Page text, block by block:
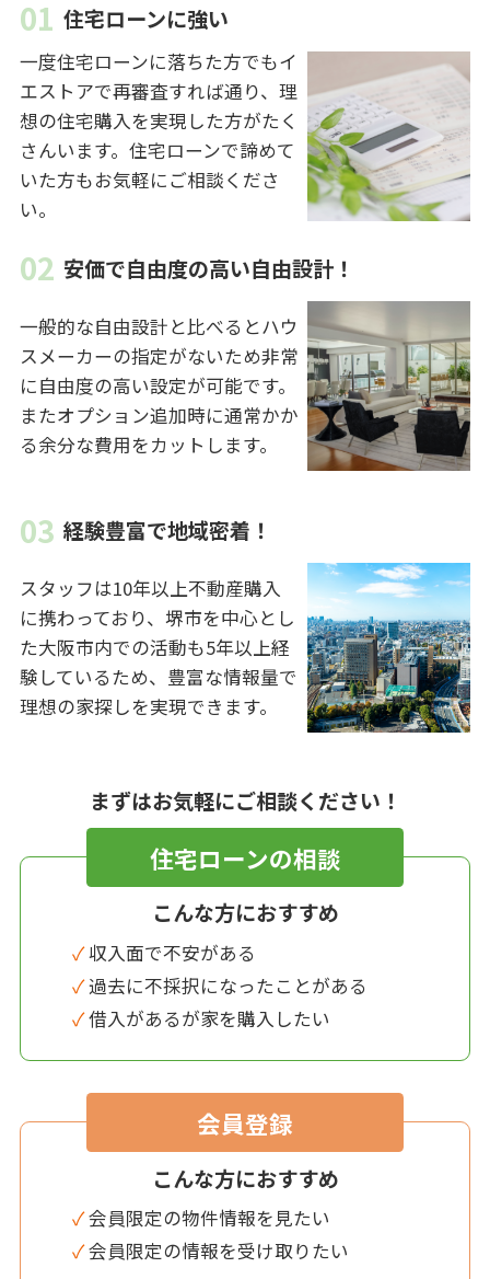
住宅ローンに強い
一度住宅ローンに落ちた方でもイ
エストアで再審査すれば通り、理
想の住宅購入を実現した方がたく
さんいます。住宅ローンで諦めて
いた方もお気軽にご相談くださ
い。
安価で自由度の高い自由設計！
一般的な自由設計と比べるとハウ
スメーカーの指定がないため非常
に自由度の高い設定が可能です。
またオプション追加時に通常かか
る余分な費用をカットします。
経験豊富で地域密着！
スタッフは10年以上不動産購入
に携わっており、堺市を中心とし
た大阪市内での活動も5年以上経
験しているため、豊富な情報量で
理想の家探しを実現できます。
まずはお気軽にご相談ください！
住宅ローンの相談
こんな方におすすめ
✓ 収入面で不安がある
✓ 過去に不採択になったことがある
✓ 借入があるが家を購入したい
会員登録
こんな方におすすめ
✓ 会員限定の物件情報を見たい
✓ 会員限定の情報を受け取りたい